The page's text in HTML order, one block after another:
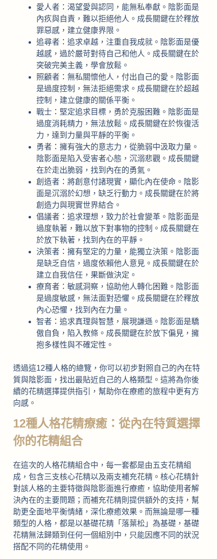
愛人者：渴望愛與認同，能無私奉獻。陰影面是
內疚與自責，難以拒絕他人。成長關鍵在於釋放
罪惡感，建立健康界限。
追尋者：追求卓越，注重自我成就。陰影面是優
越感，過於嚴苛對待自己和他人。成長關鍵在於
突破完美主義，學會放鬆。
照顧者：無私關懷他人，付出自己的愛。陰影面
是過度控制，無法拒絕需求。成長關鍵在於超越
控制，建立健康的關係平衡。
戰士：堅定追求目標，勇於克服困難。陰影面是
過度消耗精力，無法放鬆。成長關鍵在於恢復活
力，達到力量與平靜的平衡。
勇者：擁有強大的意志力，從脆弱中汲取力量。
陰影面是陷入受害者心態，沉溺悲觀。成長關鍵
在於走出脆弱，找到內在的勇氣。
創造者：將創意付諸現實，顯化內在使命。陰影
面是沉溺於幻想，缺乏行動力。成長關鍵在於將
創造力與現實世界結合。
倡議者：追求理想，致力於社會變革。陰影面是
過度執著，難以放下對事物的控制。成長關鍵在
於放下執著，找到內在的平靜。
決策者：擁有堅定的力量，能獨立決策。陰影面
是缺乏自信，過度依賴他人意見。成長關鍵在於
建立自我信任，果斷做決定。
療育者：敏感洞察，協助他人轉化困難。陰影面
是過度敏感，無法面對恐懼。成長關鍵在於釋放
內心恐懼，找到內在力量。
智者：追求真理與智慧，展現謙遜。陰影面是驕
傲自負，陷入教條。成長關鍵在於放下偏見，擁
抱多樣性與不確定性。
透過這12種人格的總覽，你可以初步對照自己的內在特
質與陰影面，找出最貼近自己的人格類型。這將為你後
續的花精選擇提供指引，幫助你在療癒的旅程中更有方
向感。
12種人格花精療癒：從內在特質選擇
你的花精組合
在這次的人格花精組合中，每一套都是由五支花精組
成，包含三支核心花精以及兩支補充花精。核心花精針
對該人格的主要特徵與陰影面進行療癒，協助使用者解
決內在的主要問題；而補充花精則提供額外的支持，幫
助更全面地平衡情緒，深化療癒效果。而無論是哪一種
類型的人格，都是以基礎花精「落葉松」為基礎，基礎
花精無法歸類到任何一個組別中，只能因應不同的狀況
搭配不同的花精使用。